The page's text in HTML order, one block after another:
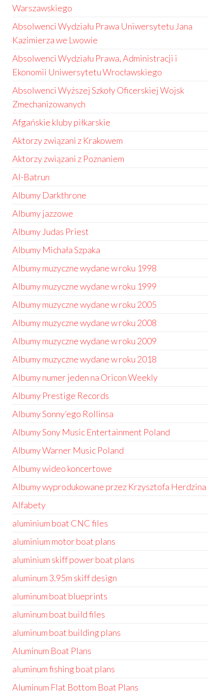
Warszawskiego
Absolwenci Wydziału Prawa Uniwersytetu Jana
Kazimierza we Lwowie
Absolwenci Wydziału Prawa, Administracji i
Ekonomii Uniwersytetu Wrocławskiego
Absolwenci Wyższej Szkoły Oficerskiej Wojsk
Zmechanizowanych
Afgańskie kluby piłkarskie
Aktorzy związani z Krakowem
Aktorzy związani z Poznaniem
Al-Batrun
Albumy Darkthrone
Albumy jazzowe
Albumy Judas Priest
Albumy Michała Szpaka
Albumy muzyczne wydane w roku 1998
Albumy muzyczne wydane w roku 1999
Albumy muzyczne wydane w roku 2005
Albumy muzyczne wydane w roku 2008
Albumy muzyczne wydane w roku 2009
Albumy muzyczne wydane w roku 2018
Albumy numer jeden na Oricon Weekly
Albumy Prestige Records
Albumy Sonny’ego Rollinsa
Albumy Sony Music Entertainment Poland
Albumy Warner Music Poland
Albumy wideo koncertowe
Albumy wyprodukowane przez Krzysztofa Herdzina
Alfabety
aluminium boat CNC files
aluminium motor boat plans
aluminium skiff power boat plans
aluminum 3.95m skiff design
aluminum boat blueprints
aluminum boat build files
aluminum boat building plans
Aluminum Boat Plans
aluminum fishing boat plans
Aluminum Flat Bottom Boat Plans